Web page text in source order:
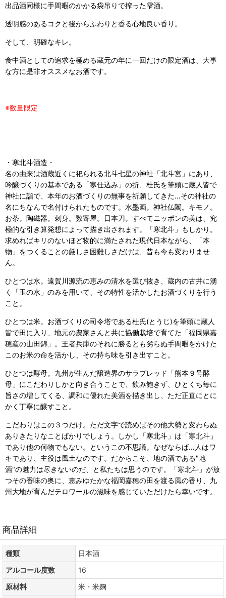
出品酒同様に手間暇のかかる袋吊りで搾った雫酒。
透明感のあるコクと後からふわりと香る心地良い香り。
そして、明確なキレ。
食中酒としての追求を極める蔵元の年に一回だけの限定酒は、大事
な方に是非オススメなお酒です。
※数量限定
・寒北斗酒造・
名の由来は酒蔵近くに祀られる北斗七星の神社「北斗宮」にあり、
吟醸づくりの基本である「寒仕込み」の折、杜氏を筆頭に蔵人皆で
神社に詣で、本年のお酒づくりの無事を祈願してきた…その神社の
名にちなんで名付けられたものです。水墨画。神社仏閣。キモノ。
お茶。陶磁器。刺身。数寄屋。日本刀。すべてニッポンの美は、究
極的な引き算発想によって描き出されます。「寒北斗」もしかり。
求めればキリのないほど物的に満たされた現代日本ながら、「本
物」をつくることの厳しさ困難しさだけは、昔も今も変わりませ
ん。
ひとつは水。遠賀川源流の恵みの清水を選び抜き、蔵内の古井に湧
く「玉の水」のみを用いて、その特性を活かしたお酒づくりを行う
こと。
ひとつは米。お酒づくりの司令塔である杜氏(とうじ)を筆頭に蔵人
皆で田に入り、地元の農家さんと共に協働栽培で育てた「福岡県嘉
穂産の山田錦」。王者兵庫のそれに勝るとも劣らぬ手間暇をかけた
このお米の命を活かし、その持ち味を引き出すこと。
ひとつは酵母。九州が生んだ醸造界のサラブレッド「熊本９号酵
母」にこだわりしかと向き合うことで、飲み飽きず、ひとくち毎に
旨さの増してくる、調和に優れた美酒を描き出し、ただ正直にとに
かく丁寧に醸すこと。
こだわりはこの３つだけ。ただ文字で読めばその他大勢と変わらぬ
ありきたりなことばかりでしょう。しかし「寒北斗」は「寒北斗」
であり他の何物でもない。というこの不思議。なぜならば…人はワ
キであり、主役は風土なのです。だからこそ、地の酒である"地
酒"の魅力は尽きないのだ、と私たちは思うのです。「寒北斗」が放
つその香味の奥に、恵みゆたかな福岡嘉穂の田を渡る風の香り、九
州大地が育んだテロワールの滋味を感じていただけたら幸いです。
商品詳細
種類
日本酒
アルコール度数
16
原材料
米・米麹